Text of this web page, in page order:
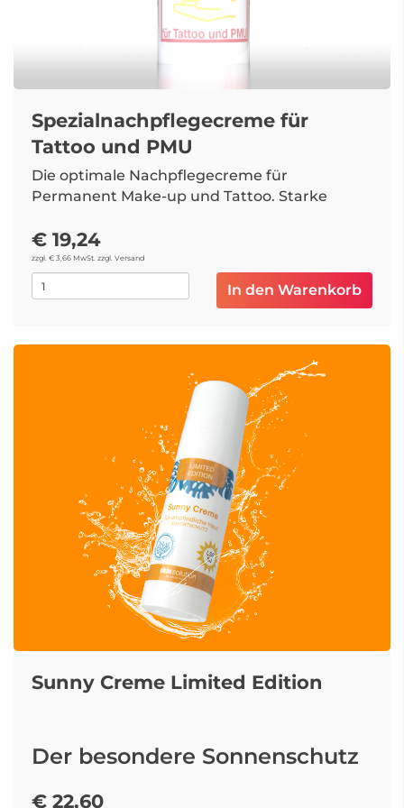
Spezialnachpflegecreme für
Tattoo und PMU
Die optimale Nachpflegecreme für
Permanent Make-up und Tattoo. Starke
regelmäßige Auftragen der Creme
verhindert. Der Abkrustungsverlauf wird
dadurch positiv unterstützt ohne die Farbe in
der Haut anzugreifen. Das Ergebnis sind
"ausgebrochene" Farbe.
€ 19,24
zzgl. € 3,66 MwSt. zzgl. Versand
In den Warenkorb
Sunny Creme Limited Edition
Der besondere Sonnenschutz
€ 22,60